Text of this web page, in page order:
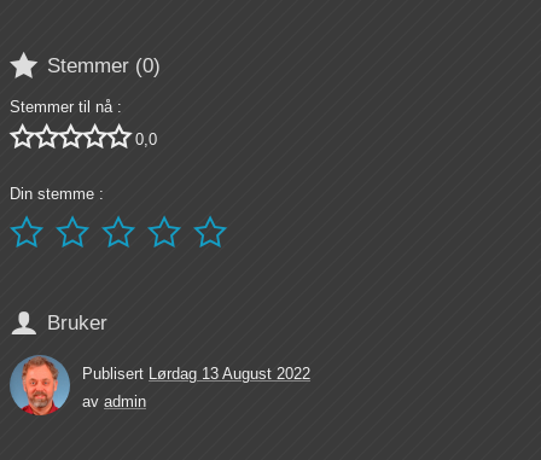
 Stemmer (0)
Stemmer til nå :
 0,0
Din stemme :
    
 Bruker
Publisert Lørdag 13 August 2022
av admin